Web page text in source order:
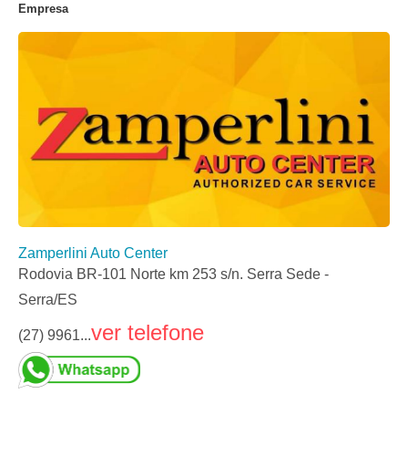
Empresa
Zamperlini Auto Center
Rodovia BR-101 Norte km 253 s/n. Serra Sede -
Serra/ES
(27) 9961...ver telefone